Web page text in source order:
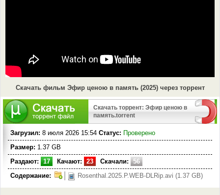
Скачать фильм Эфир ценою в память (2025) через торрент
Скачать торрент: Эфир ценою в
память.torrent
Загрузил: 8 июля 2026 15:54 Статус: Проверено
Размер: 1.37 GB
Раздают:
17 Качают: 23 Скачали:
56
Содержание:
Rosenthal.2025.P.WEB-DLRip.avi (1.37 GB)